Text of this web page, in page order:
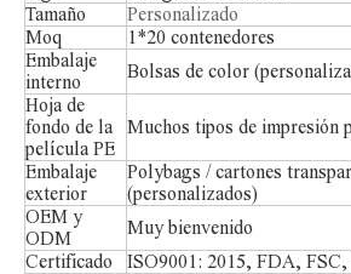
Tamaño
Personalizado
Moq
1*20 contenedores
Embalaje
interno
Bolsas de color
Hoja de
fondo de la
película PE
Muchos tipos de impresión
Embalaje
exterior
Polybags / cartones
(personalizados)
OEM y
ODM
Muy bienvenido
Certificado
ISO9001: 2015, FDA,